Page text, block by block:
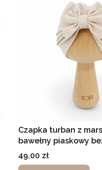
Czapka turban z
Cena
49,00 zł